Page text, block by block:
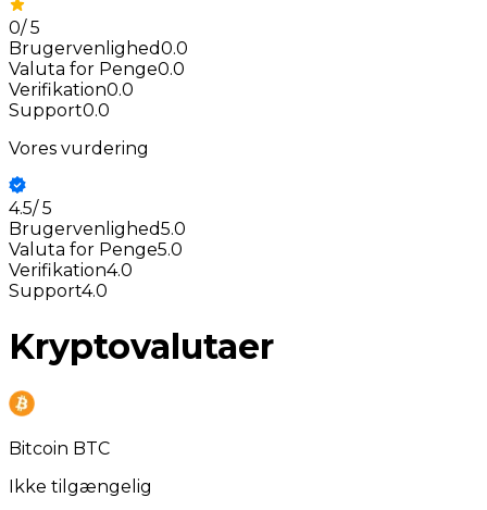
0/5
Brugervenlighed0.0
Valuta for Penge0.0
Verifikation0.0
Support0.0
Vores vurdering
4.5/5
Brugervenlighed5.0
Valuta for Penge5.0
Verifikation4.0
Support4.0
Kryptovalutaer
Bitcoin BTC
Ikke tilgængelig